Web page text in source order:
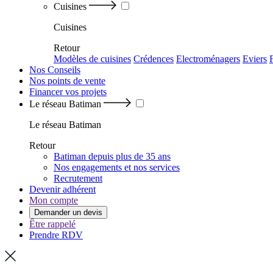
Cuisines
Cuisines
Retour
Modèles de cuisines Crédences Electroménagers Eviers
Nos Conseils
Nos points de vente
Financer vos projets
Le réseau Batiman
Le réseau Batiman
Retour
Batiman depuis plus de 35 ans
Nos engagements et nos services
Recrutement
Devenir adhérent
Mon compte
Demander un devis
Être rappelé
Prendre RDV